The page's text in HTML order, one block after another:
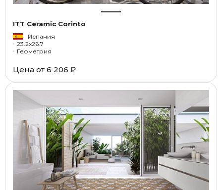
ITT Ceramic Corinto
Испания
23.2x26.7
Геометрия
Цена от 6 206 ₽